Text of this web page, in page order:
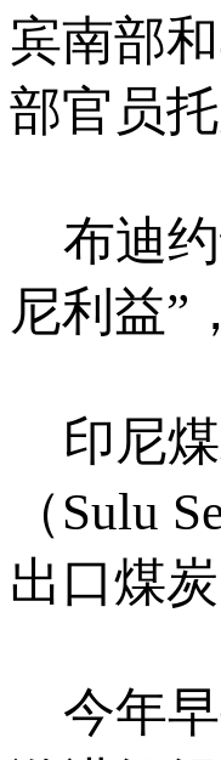
宾南部
部官员
布迪约
尼利益”
印尼煤
（Sulu
出口煤炭
今年早